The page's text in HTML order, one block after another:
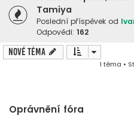
Tamiya
Poslední příspěvek od
Odpovědi: 162
Nové téma
1 téma •
Oprávnění fóra